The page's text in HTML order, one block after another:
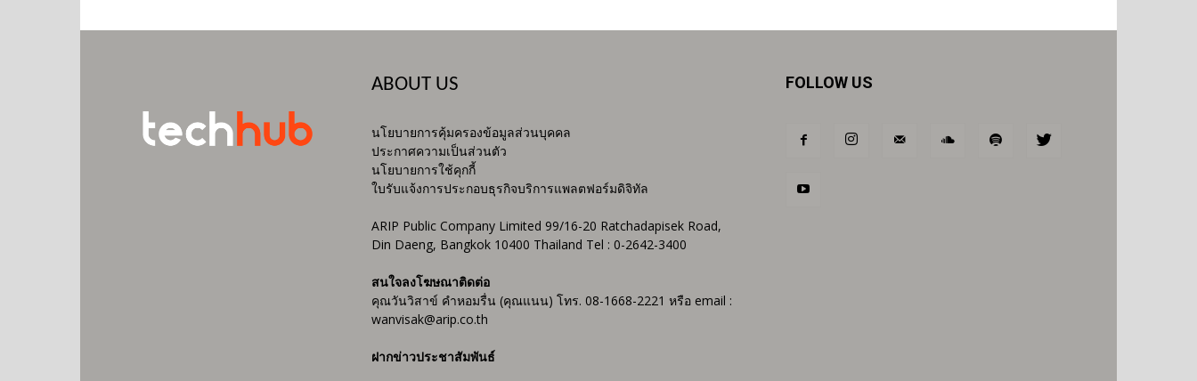
ABOUT US
นโยบายการคุ้มครองข้อมูลส่วนบุคคล
ประกาศความเป็นส่วนตัว
นโยบายการใช้คุกกี้
ใบรับแจ้งการประกอบธุรกิจบริการแพลตฟอร์มดิจิทัล
ARIP Public Company Limited 99/16-20 Ratchadapisek Road,
Din Daeng, Bangkok 10400 Thailand Tel : 0-2642-3400
สนใจลงโฆษณาติดต่อ
คุณวันวิสาข์ คำหอมรื่น (คุณแนน) โทร. 08-1668-2221 หรือ email :
wanvisak@arip.co.th
ฝากข่าวประชาสัมพันธ์
FOLLOW US